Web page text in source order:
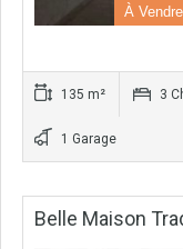
À
135 m² 3
1 Garage
Belle Maison